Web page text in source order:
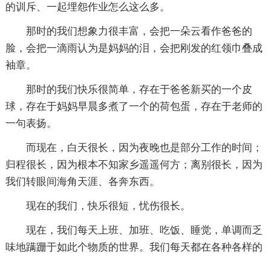
的训斥、一起埋怨作业怎么这么多。
那时的我们想象力很丰富，会把一朵云看作爸爸的
脸，会把一滴雨认为是妈妈的泪，会把刚发的红领巾叠成
袖章。
那时的我们快乐很简单，存在于爸爸新买的一个皮
球，存在于妈妈早晨多煮了一个的荷包蛋，存在于老师的
一句表扬。
而现在，白天很长，因为夜晚也是部分工作的时间；
归程很长，因为根本不知家乡遥遥何方；离别很长，因为
我们转眼间海角天涯、各奔东西。
现在的我们，快乐很短，忧伤很长。
现在，我们每天上班、加班、吃饭、睡觉，单调而乏
味地蹒跚于如此个物质的世界。我们每天都在各种各样的